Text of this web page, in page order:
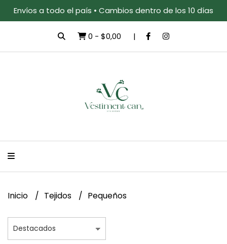
Envíos a todo el país • Cambios dentro de los 10 días
0 - $0,00
Inicio Tejidos Pequeños